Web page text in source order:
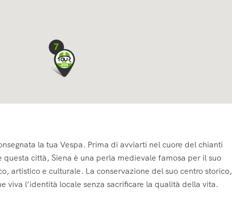
la tua Vespa. Prima di avviarti nel cuore del chianti
questa città, Siena è una perla medievale famosa per il suo
artistico e culturale. La conservazione del suo centro storico,
viva l’identità locale senza sacrificare la qualità della vita.